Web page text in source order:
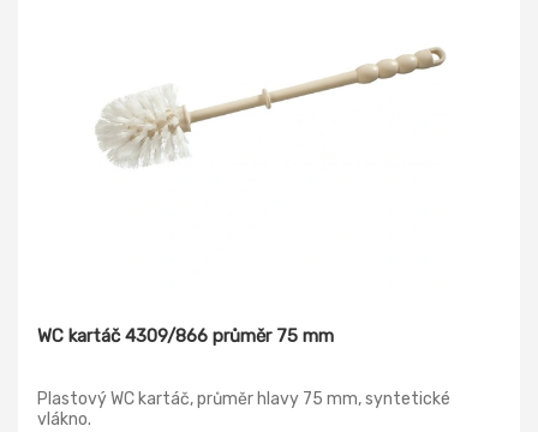
WC kartáč 4309/866 průměr 75 mm
Plastový WC kartáč, průměr hlavy 75 mm, syntetické
vlákno.